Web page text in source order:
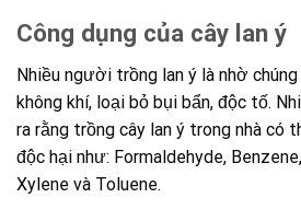
Công dụng của cây lan ý
Nhiều người trồng lan ý là nhờ
không khí, loại bỏ bụi bẩn, độc tố.
ra rằng trồng cây lan ý trong nhà có
độc hại như: Formaldehyde,
Xylene và Toluene.